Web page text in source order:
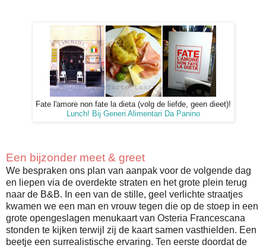
Fate l'amore non fate la dieta (volg de liefde, geen dieet)!
Lunch! Bij Generi Alimentari Da Panino
Een bijzonder meet & greet
We bespraken ons plan van aanpak voor de volgende dag
en liepen via de overdekte straten en het grote plein terug
naar de B&B. In een van de stille, geel verlichte straatjes
kwamen we een man en vrouw tegen die op de stoep in een
grote opengeslagen menukaart van Osteria Francescana
stonden te kijken terwijl zij de kaart samen vasthielden. Een
beetje een surrealistische ervaring. Ten eerste doordat de